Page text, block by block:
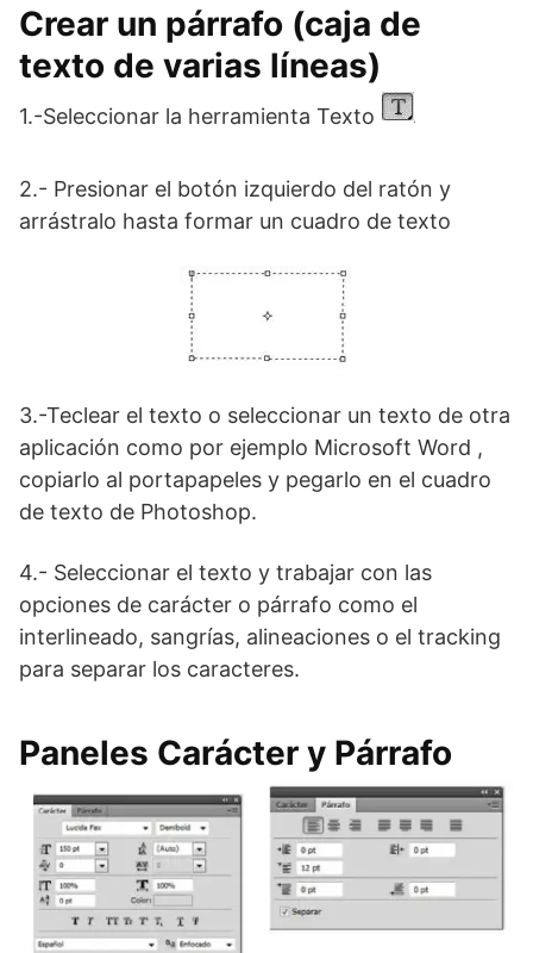
Crear un párrafo (caja de
texto de varias líneas)
1.-Seleccionar la herramienta Texto
2.- Presionar el botón izquierdo del ratón y
arrástralo hasta formar un cuadro de texto
3.-Teclear el texto o seleccionar un texto de otra
aplicación como por ejemplo Microsoft Word ,
copiarlo al portapapeles y pegarlo en el cuadro
de texto de Photoshop.
4.- Seleccionar el texto y trabajar con las
opciones de carácter o párrafo como el
interlineado, sangrías, alineaciones o el tracking
para separar los caracteres.
Paneles Carácter y Párrafo